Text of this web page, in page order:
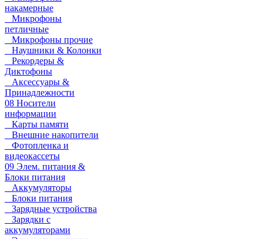
накамерные
Микрофоны
петличные
Микрофоны прочие
Наушники & Колонки
Рекордеры &
Диктофоны
Аксессуары &
Принадлежности
08 Носители
информации
Карты памяти
Внешние накопители
Фотопленка и
видеокассеты
09 Элем. питания &
Блоки питания
Аккумуляторы
Блоки питания
Зарядные устройства
Зарядки с
аккумуляторами